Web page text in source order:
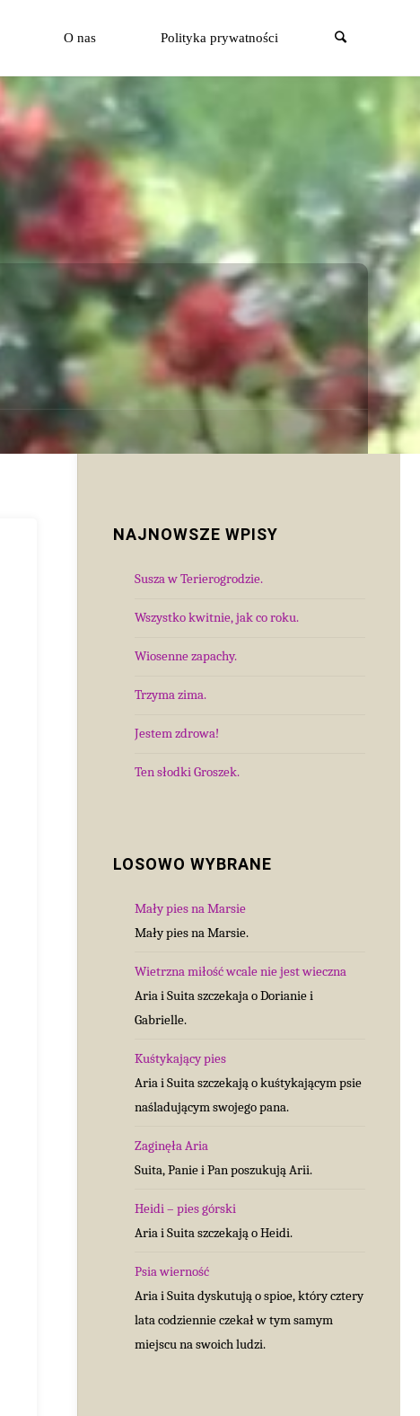
O nas Polityka prywatności
NAJNOWSZE WPISY
Susza w Terierogrodzie.
Wszystko kwitnie, jak co roku.
Wiosenne zapachy.
Trzyma zima.
Jestem zdrowa!
Ten słodki Groszek.
LOSOWO WYBRANE
Mały pies na Marsie
Mały pies na Marsie.
Wietrzna miłość wcale nie jest wieczna
Aria i Suita szczekaja o Dorianie i
Gabrielle.
Kuśtykający pies
Aria i Suita szczekają o kuśtykającym psie
naśladującym swojego pana.
Zaginęła Aria
Suita, Panie i Pan poszukują Arii.
Heidi – pies górski
Aria i Suita szczekają o Heidi.
Psia wierność
Aria i Suita dyskutują o spioe, który cztery
lata codziennie czekał w tym samym
miejscu na swoich ludzi.